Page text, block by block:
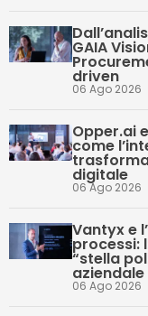
GAIA
driven
06 Ago 2026
Opper.ai
come
digitale
06 Ago 2026
Vantyx e
processi:
“stella
aziendale
06 Ago 2026